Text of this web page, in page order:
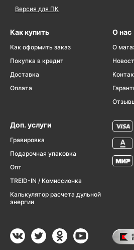
Версия для ПК
Как купить
Как оформить заказ
Покупка в кредит
Доставка
Оплата
О нас
О
Доп. услуги
Гравировка
Подарочная упаковка
Опт
TREID-IN / Комиссионка
Калькулятор расчета дульной
энергии